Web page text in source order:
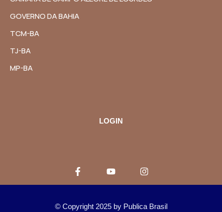
GOVERNO DA BAHIA
TCM-BA
TJ-BA
MP-BA
LOGIN
© Copyright 2025 by Publica Brasil